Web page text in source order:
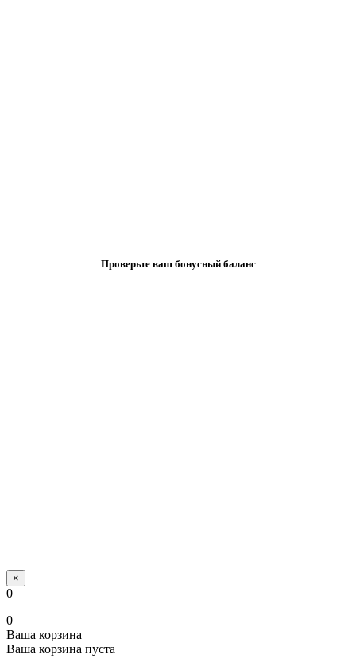
Проверьте ваш бонусный баланс
×
0
0
Ваша корзина
Ваша корзина пуста